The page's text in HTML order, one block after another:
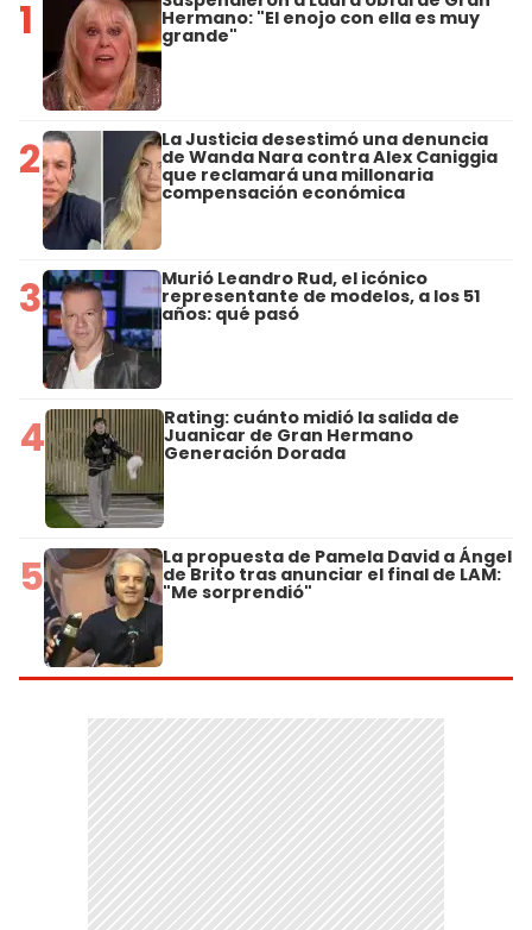
1 Hermano: "El enojo con ella es muy
grande"
2 La Justicia desestimó una denuncia
de Wanda Nara contra Alex Caniggia
que reclamará una millonaria
compensación económica
3 Murió Leandro Rud, el icónico
representante de modelos, a los 51
años: qué pasó
4 Rating: cuánto midió la salida de
Juanicar de Gran Hermano
Generación Dorada
5 La propuesta de Pamela David a Ángel
de Brito tras anunciar el final de LAM:
"Me sorprendió"